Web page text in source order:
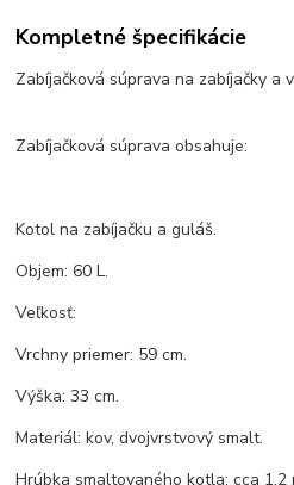
Kompletné špecifikácie
Zabíjačková súprava na zabíjačky a
Zabíjačková súprava obsahuje:
Kotol na zabíjačku a guláš.
Objem: 60 L.
Veľkosť:
Vrchny priemer: 59 cm.
Výška: 33 cm.
Materiál: kov, dvojvrstvový smalt.
Hrúbka smaltovaného kotla: cca 1,2